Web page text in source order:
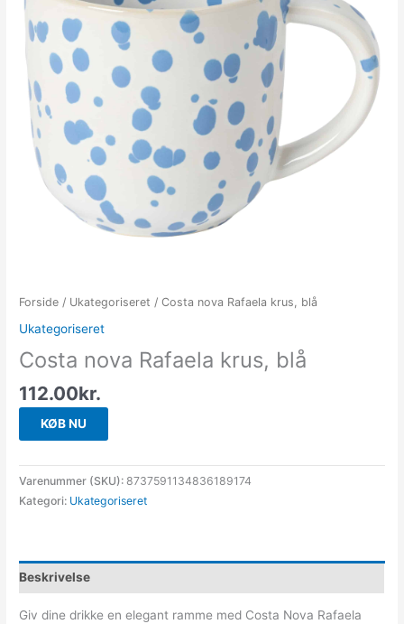
Forside / Ukategoriseret / Costa nova Rafaela krus, blå
Ukategoriseret
Costa nova Rafaela krus, blå
112.00kr.
KØB NU
Varenummer (SKU):8737591134836189174
Kategori: Ukategoriseret
Beskrivelse
Giv dine drikke en elegant ramme med Costa Nova Rafaela